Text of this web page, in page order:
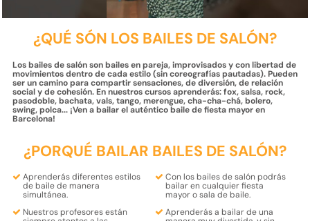
¿QUÉ SÓN LOS BAILES DE SALÓN?
Los bailes de salón son bailes en pareja, improvisados y con libertad de
movimientos dentro de cada estilo (sin coreografías pautadas). Pueden
ser un camino para compartir sensaciones, de diversión, de relación
social y de cohesión. En nuestros cursos aprenderás: fox, salsa, rock,
pasodoble, bachata, vals, tango, merengue, cha-cha-chá, bolero,
swing, polca... ¡Ven a bailar el auténtico baile de fiesta mayor en
Barcelona!
¿PORQUÉ BAILAR BAILES DE SALÓN?
Aprenderásdiferentes estilos
de bailede manera
simultánea.
Con los bailes de salón podrás
bailar en cualquierfiesta
mayorosala de baile.
Nuestros profesores están
Aprenderás a bailarde una